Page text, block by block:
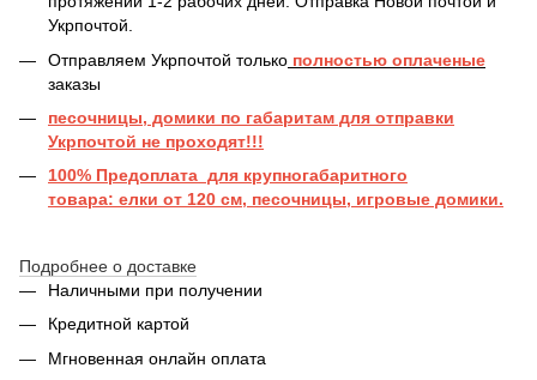
Укрпочтой.
Отправляем Укрпочтой только полностью оплаченые
заказы
песочницы, домики по габаритам для отправки
Укрпочтой не проходят!!!
100% Предоплата для крупногабаритного
товара: елки от 120 см, песочницы, игровые домики.
Подробнее о доставке
Наличными при получении
Кредитной картой
Мгновенная онлайн оплата